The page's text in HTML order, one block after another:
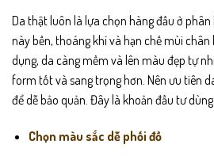
Da thật luôn là lựa chọn hàng đầu ở phân
này bền, thoáng khí và hạn chế mùi chân
dụng, da càng mềm và lên màu đẹp tự
form tốt và sang trọng hơn. Nên ưu tiên
để dễ bảo quản. Đây là khoản đầu tư
Chọn màu sắc dễ phối đồ